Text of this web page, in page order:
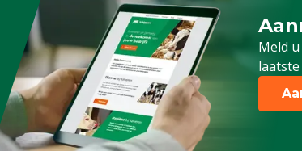
Meld
Meld